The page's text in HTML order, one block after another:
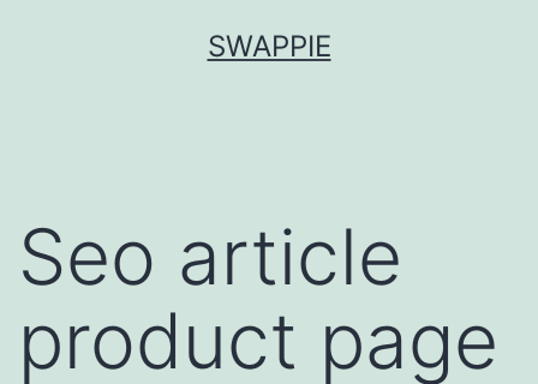
SWAPPIE
Seo article
product page